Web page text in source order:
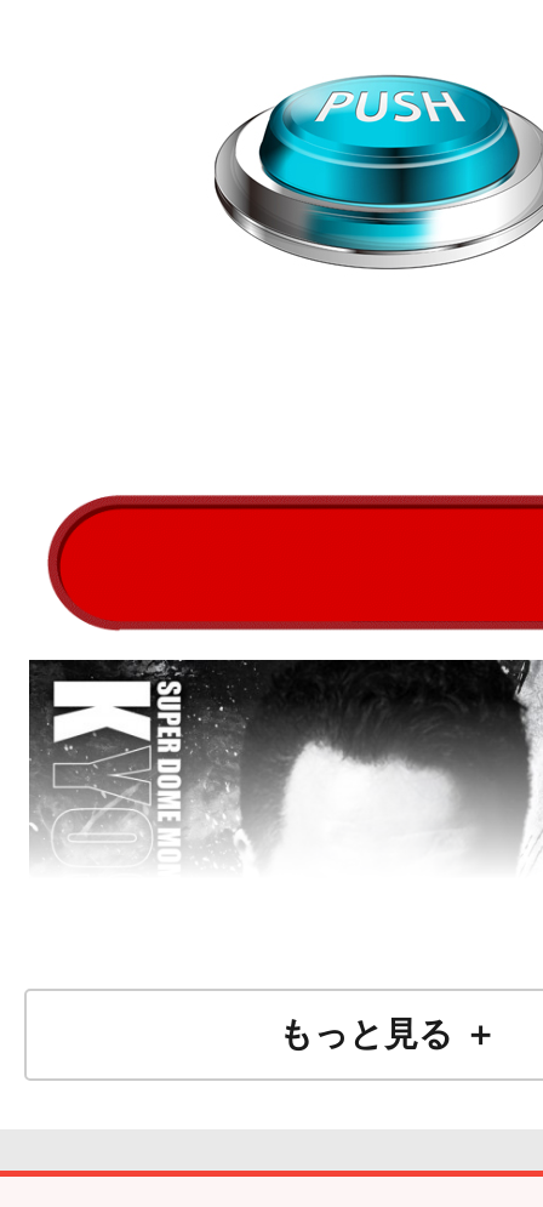
もっと見る ＋